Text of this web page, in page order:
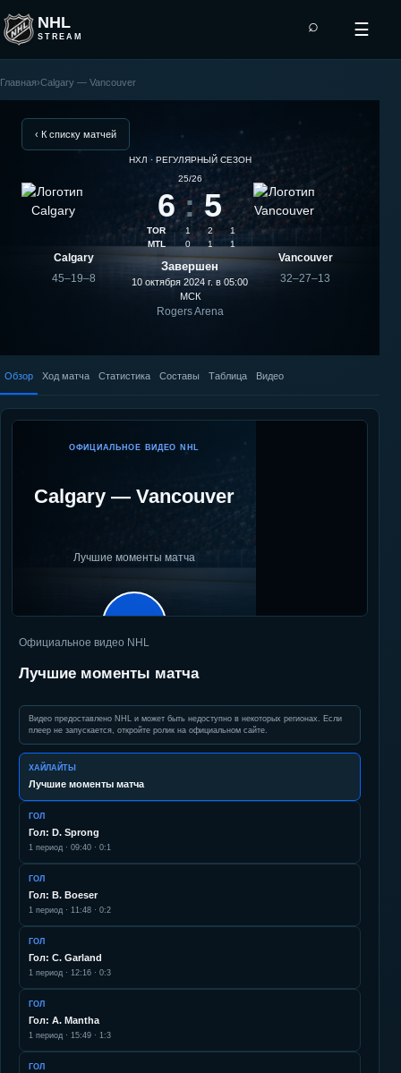
NHL
STREAM
⌕ ☰
Vancouver
результат
Главная›Calgary — Vancouver
‹ К списку матчей
Calgary
45–19–8
НХЛ · РЕГУЛЯРНЫЙ СЕЗОН
25/26
6 : 5
TOR 1 2
1
MTL
0 1 1
Завершен
10 октября 2024 г. в 05:00
МСК
Rogers Arena
Vancouver
32–27–13
Обзор Ход матча Статистика Составы Таблица Видео
ОФИЦИАЛЬНОЕ ВИДЕО NHL
Calgary — Vancouver
Лучшие моменты матча
▶
Официальное видео NHL
Лучшие моменты матча
Видео предоставлено NHL и может быть недоступно в некоторых регионах. Если
плеер не запускается, откройте ролик на официальном сайте.
ХАЙЛАЙТЫ
Лучшие моменты матча
ГОЛ
Гол: D. Sprong
1 период · 09:40 · 0:1
ГОЛ
Гол: B. Boeser
1 период · 11:48 · 0:2
ГОЛ
Гол: C. Garland
1 период · 12:16 · 0:3
ГОЛ
Гол: A. Mantha
1 период · 15:49 · 1:3
ГОЛ